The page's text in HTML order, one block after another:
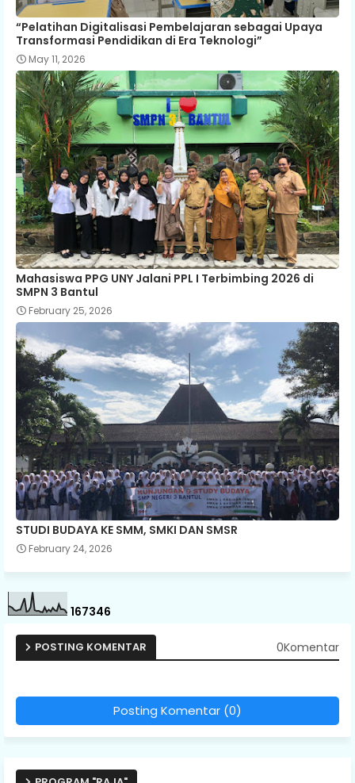
“Pelatihan Digitalisasi Pembelajaran sebagai Upaya
Transformasi Pendidikan di Era Teknologi”
May 11, 2026
Mahasiswa PPG UNY Jalani PPL I Terbimbing 2026 di
SMPN 3 Bantul
February 25, 2026
STUDI BUDAYA KE SMM, SMKI DAN SMSR
February 24, 2026
167346
POSTING KOMENTAR 0Komentar
Posting Komentar (0)